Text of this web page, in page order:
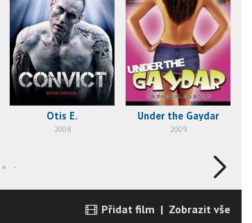
Otis E.
2008
Under the Gaydar
2009
Přidat film | Zobrazit vše